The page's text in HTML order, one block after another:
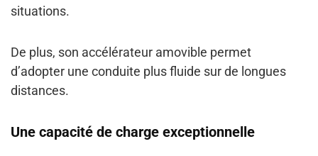
situations.
De plus, son accélérateur amovible permet
d’adopter une conduite plus fluide sur de longues
distances.
Une capacité de charge exceptionnelle